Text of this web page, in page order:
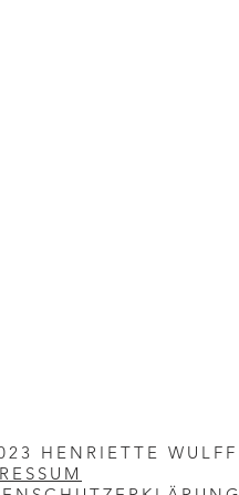
HENRIETTE WULFF